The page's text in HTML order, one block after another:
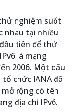
nghiệm suốt
nhau tại nhiều
tiên để thử
là mạng
2006. Một dấu
chức IANA đã
rộng có tên
địa chỉ IPv6.